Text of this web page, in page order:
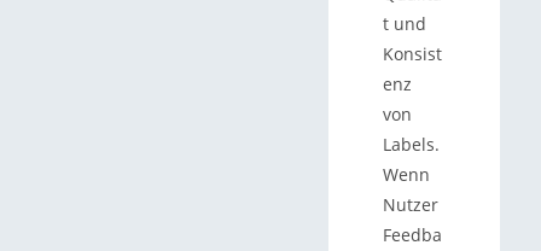
t und
Konsist
enz
von
Labels.
Wenn
Nutzer
Feedba